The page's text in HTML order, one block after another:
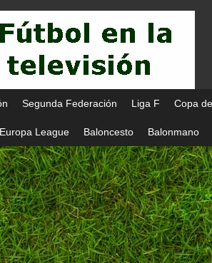
Segunda Federación Liga F Copa
Europa League Baloncesto Balonmano